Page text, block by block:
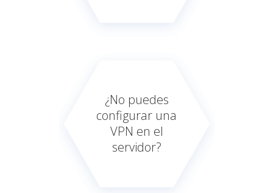
¿No puedes
configurar una
VPN en el
servidor?